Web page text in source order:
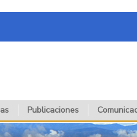
Publicaciones